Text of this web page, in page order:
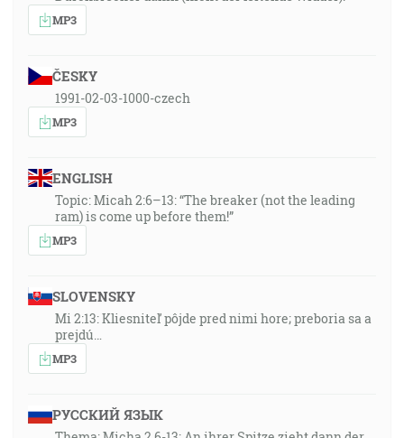
MP3
ČESKY
1991-02-03-1000-czech
MP3
ENGLISH
Topic: Micah 2:6–13: “The breaker (not the leading
ram) is come up before them!”
MP3
SLOVENSKY
Mi 2:13: Kliesniteľ pôjde pred nimi hore; preboria sa a
prejdú…
MP3
РУССКИЙ ЯЗЫК